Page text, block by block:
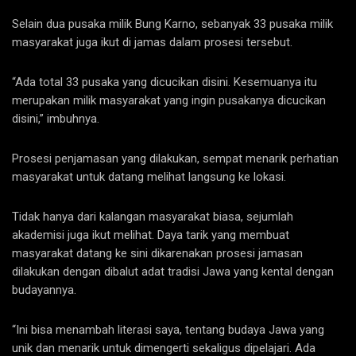
Selain dua pusaka milik Bung Karno, sebanyak 33 pusaka milik
masyarakat juga ikut di jamas dalam prosesi tersebut.
“Ada total 33 pusaka yang dicucikan disini. Kesemuanya itu
merupakan milik masyarakat yang ingin pusakanya dicucikan
disini,” imbuhnya.
Prosesi penjamasan yang dilakukan, sempat menarik perhatian
masyarakat untuk datang melihat langsung ke lokasi.
Tidak hanya dari kalangan masyarakat biasa, sejumlah
akademisi juga ikut melihat. Daya tarik yang membuat
masyarakat datang ke sini dikarenakan prosesi jamasan
dilakukan dengan dibalut adat tradisi Jawa yang kental dengan
budayannya.
“Ini bisa menambah literasi saya, tentang budaya Jawa yang
unik dan menarik untuk dimengerti sekaligus dipelajari. Ada